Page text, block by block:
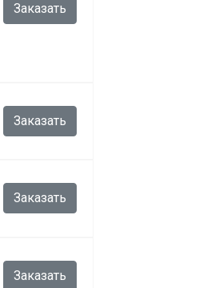
Заказать
Заказать
Заказать
Заказать